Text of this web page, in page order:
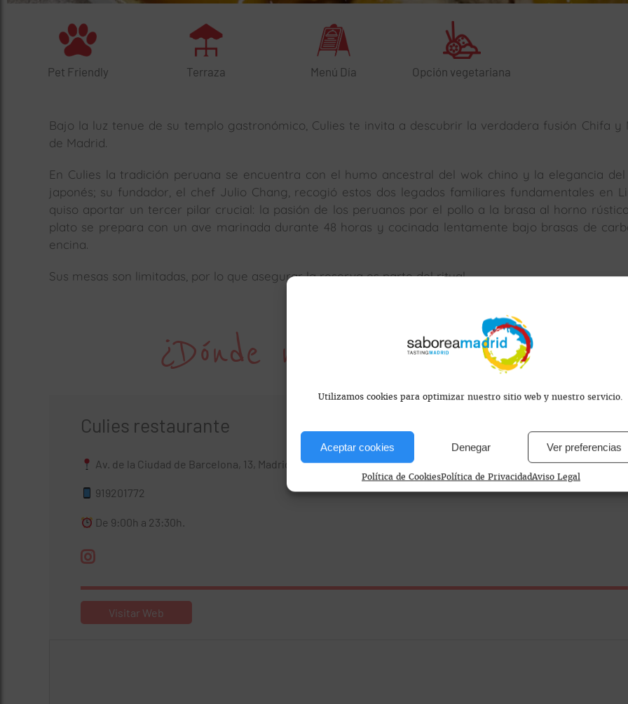
Utilizamos cookies para optimizar nuestro sitio web y nuestro servicio.
Aceptar cookies Denegar Ver preferencias
Política de CookiesPolítica de PrivacidadAviso Legal
Pet Friendly Terraza Menú Día Opción vegetariana
Bajo la luz tenue de su templo gastronómico, Culies te invita a descubrir la verdadera fusión Chifa y
de Madrid.
En Culies la tradición peruana se encuentra con el humo ancestral del wok chino y la elegancia
japonés; su fundador, el chef Julio Chang, recogió estos dos legados familiares fundamentales en
quiso aportar un tercer pilar crucial: la pasión de los peruanos por el pollo a la brasa al horno
plato se prepara con un ave marinada durante 48 horas y cocinada lentamente bajo brasas de
encina.
Sus mesas son limitadas, por lo que asegurar la reserva es parte del ritual.
¿Dónde nos encontramos?
Culies restaurante
Av. de la Ciudad de Barcelona, 13, Madrid, España
919201772
De 9:00h a 23:30h.
Visitar Web